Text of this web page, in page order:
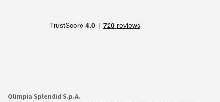
Olimpia Splendid S.p.A.